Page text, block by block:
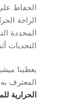
الحفاظ
الراحة
المحددة
التحديات
المعترف به
الحرارية